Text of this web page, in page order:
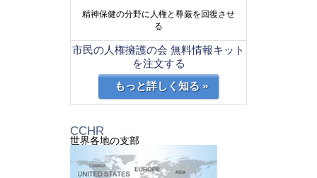
精神保健の分野に人権と尊厳を回復させ
る
市民の人権擁護の会 無料情報キット
を注文する
もっと詳しく知る »
CCHR
世界各地の支部